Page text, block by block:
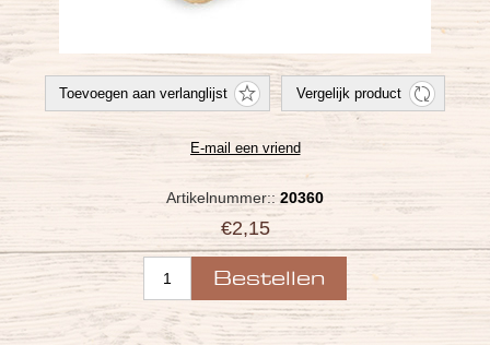
Artikelnummer:: 20360
€2,15